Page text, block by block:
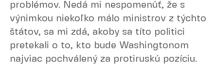
problémov. Nedá mi nespomenúť, že s
výnimkou niekoľko málo ministrov z týchto
štátov, sa mi zdá, akoby sa títo politici
pretekali o to, kto bude Washingtonom
najviac pochválený za protiruskú pozíciu.